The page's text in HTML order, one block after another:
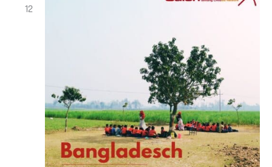
12